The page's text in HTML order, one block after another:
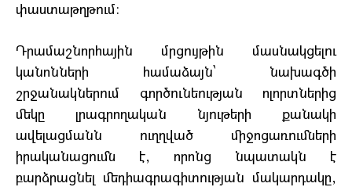
փաստաթղթում:
Դրամաշնորհային մրցույթին մասնակցելու
կանոնների համաձայն՝ նախագծի
շրջանակներում գործունեության ոլորտներից
մեկը լրագրողական նյութերի քանակի
ավելացմանն ուղղված միջոցառումների
իրականացումն է, որոնց նպատակն է
բարձրացնել մեդիագրագիտության մակարդակը,